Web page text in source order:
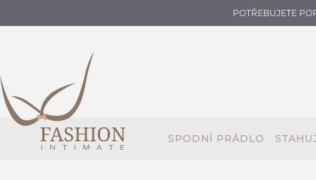
POTŘEBUJETE
SPODNÍ PRÁDLO